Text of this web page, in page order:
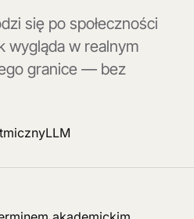
się po społeczności
wygląda w realnym
granice — bez
LLM